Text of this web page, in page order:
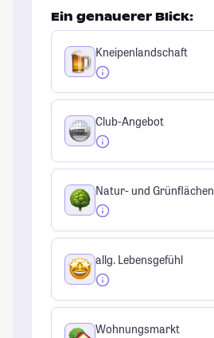
Ein genauerer Blick:
Kneipenlandschaft
Club-Angebot
Natur- und Grünflächen
allg. Lebensgefühl
Wohnungsmarkt